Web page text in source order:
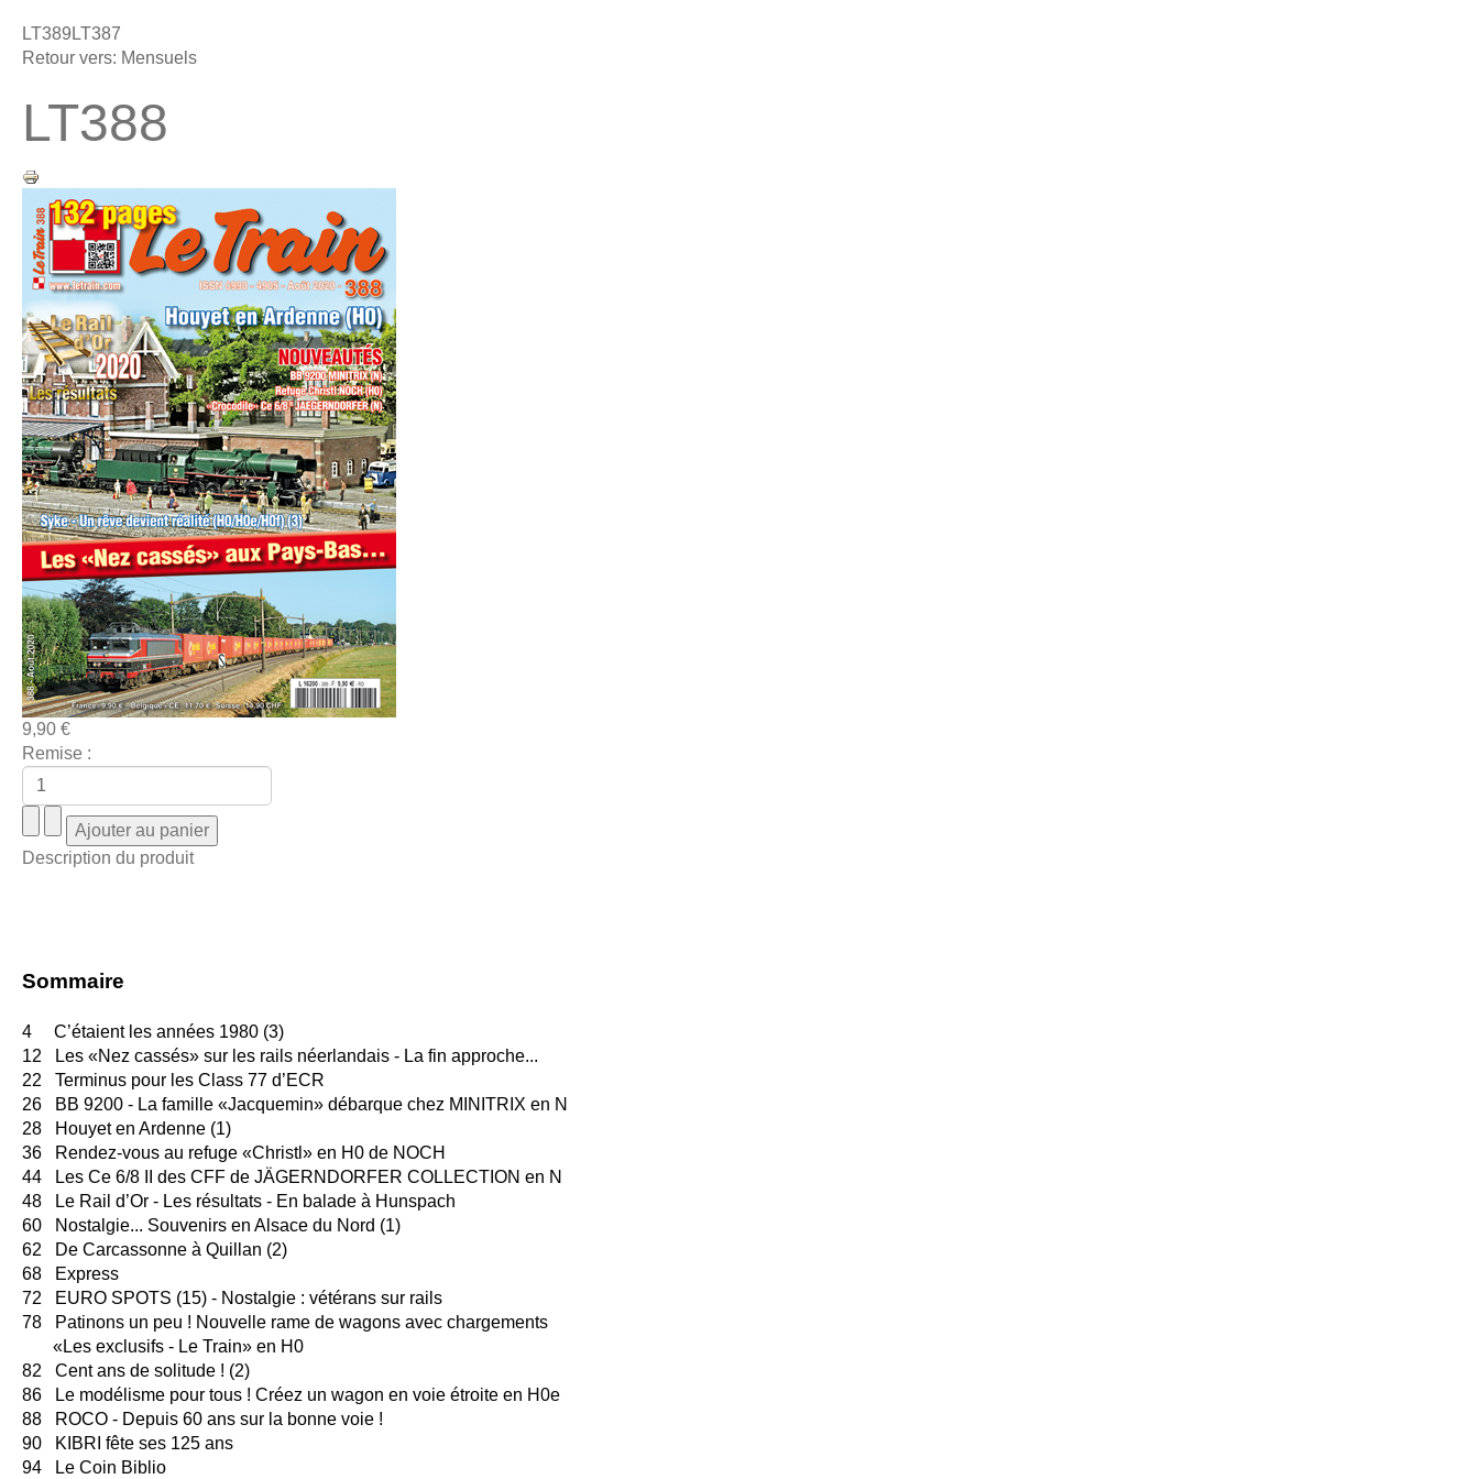
LT389 LT387
Retour vers: Mensuels
LT388
9,90 €
Remise :
Description du produit
Sommaire
4 C’étaient les années 1980 (3)
12 Les «Nez cassés» sur les rails néerlandais - La fin approche...
22 Terminus pour les Class 77 d’ECR
26 BB 9200 - La famille «Jacquemin» débarque chez MINITRIX en N
28 Houyet en Ardenne (1)
36 Rendez-vous au refuge «Christl» en H0 de NOCH
44 Les Ce 6/8 II des CFF de JÄGERNDORFER COLLECTION en N
48 Le Rail d’Or - Les résultats - En balade à Hunspach
60 Nostalgie... Souvenirs en Alsace du Nord (1)
62 De Carcassonne à Quillan (2)
68 Express
72 EURO SPOTS (15) - Nostalgie : vétérans sur rails
78 Patinons un peu ! Nouvelle rame de wagons avec chargements
«Les exclusifs - Le Train» en H0
82 Cent ans de solitude ! (2)
86 Le modélisme pour tous ! Créez un wagon en voie étroite en H0e
88 ROCO - Depuis 60 ans sur la bonne voie !
90 KIBRI fête ses 125 ans
94 Le Coin Biblio